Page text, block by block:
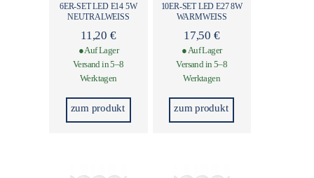
6ER-SET LED E14 5W
NEUTRALWEISS
11,20 €
● Auf Lager
Versand in 5–8
Werktagen
zum produkt
10ER-SET LED E27 8W
WARMWEISS​
17,50 €
● Auf Lager
Versand in 5–8
Werktagen
zum produkt